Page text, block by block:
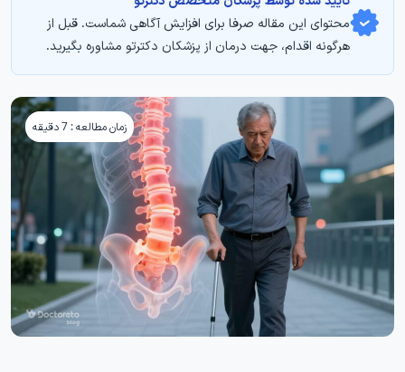
محتوای این مقاله صرفا برای افزایش آگاهی شماست. قبل از
هرگونه اقدام، جهت درمان از پزشکان دکترتو مشاوره بگیرید.
زمان مطالعه : 7 دقیقه